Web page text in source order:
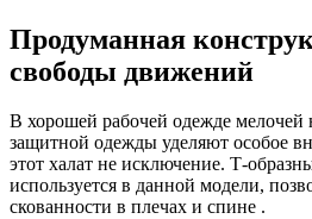
Продуманная
свободы движений
В хорошей рабочей одежде мелочей
защитной одежды уделяют особое
этот халат не исключение. Т-
используется в данной модели,
скованности в плечах и спине .